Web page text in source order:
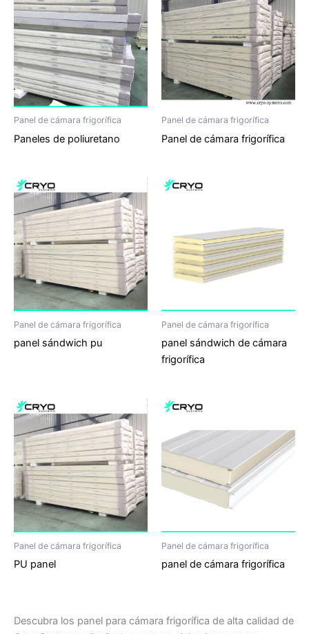
Panel de cámara frigorífica
Paneles de poliuretano
Panel de cámara frigorífica
Panel de cámara frigorífica
Panel de cámara frigorífica
panel sándwich pu
Panel de cámara frigorífica
panel sándwich de cámara
frigorífica
Panel de cámara frigorífica
PU panel
Panel de cámara frigorífica
panel de cámara frigorífica
Descubra los panel para cámara frigorífica de alta calidad de